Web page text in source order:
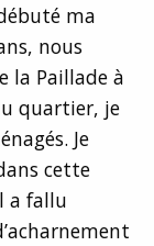
ma
nous
la Paillade à
quartier, je
Je
cette
a fallu